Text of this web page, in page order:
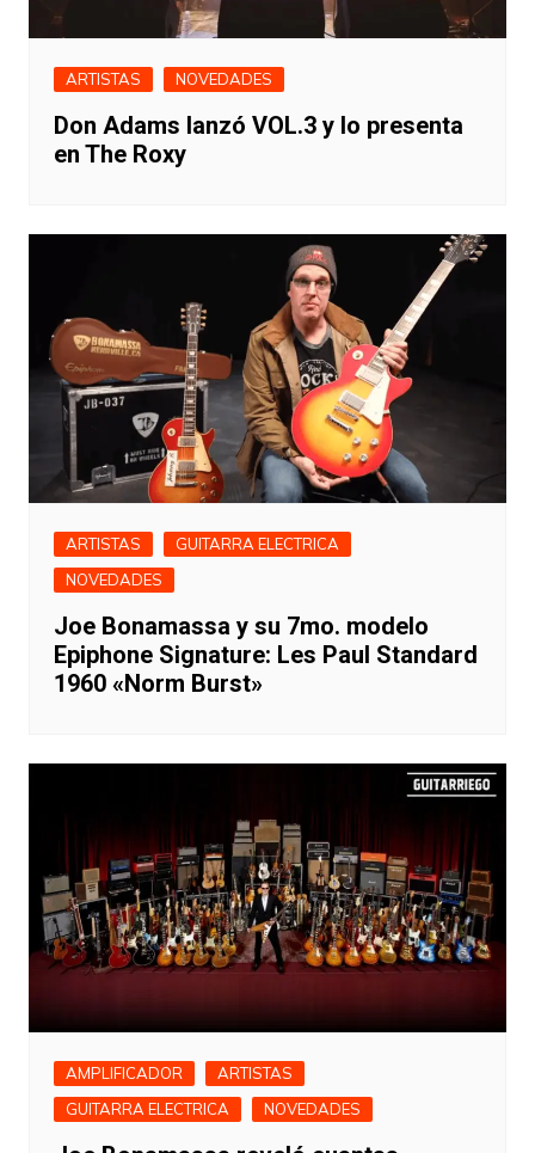
ARTISTAS NOVEDADES
Don Adams lanzó VOL.3 y lo presenta
en The Roxy
ARTISTAS
GUITARRA ELECTRICA
NOVEDADES
Joe Bonamassa y su 7mo. modelo
Epiphone Signature: Les Paul Standard
1960 «Norm Burst»
AMPLIFICADOR
ARTISTAS
GUITARRA ELECTRICA
NOVEDADES